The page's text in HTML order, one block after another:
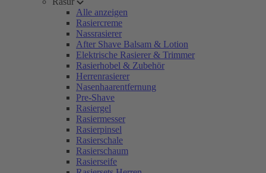
Alle anzeigen
Rasiercreme
Nassrasierer
After Shave Balsam & Lotion
Elektrische Rasierer & Trimmer
Rasierhobel & Zubehör
Herrenrasierer
Nasenhaarentfernung
Pre-Shave
Rasiergel
Rasiermesser
Rasierpinsel
Rasierschale
Rasierschaum
Rasierseife